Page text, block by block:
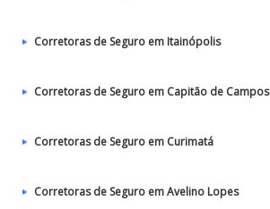
Corretoras de Seguro em Itainópolis
Corretoras de Seguro em Capitão de Campos
Corretoras de Seguro em Curimatá
Corretoras de Seguro em Avelino Lopes